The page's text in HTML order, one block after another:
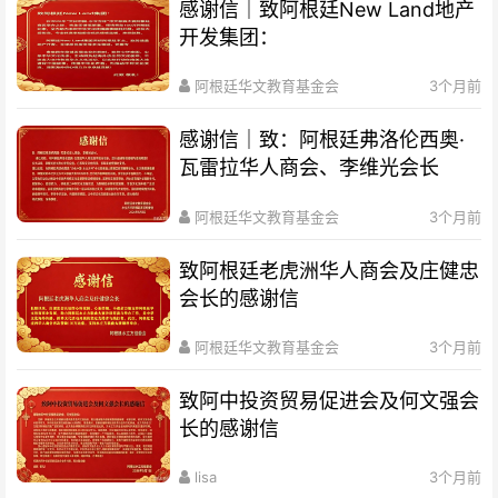
感谢信｜致阿根廷New Land地产
开发集团：
阿根廷华文教育基金会 3个月前
感谢信｜致：阿根廷弗洛伦西奥·
瓦雷拉华人商会、李维光会长
阿根廷华文教育基金会 3个月前
致阿根廷老虎洲华人商会及庄健忠
会长的感谢信
阿根廷华文教育基金会 3个月前
致阿中投资贸易促进会及何文强会
长的感谢信
lisa 3个月前